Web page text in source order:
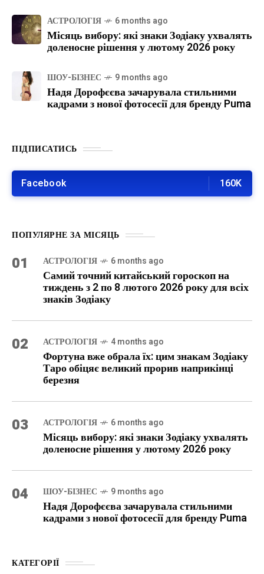
АСТРОЛОГІЯ 6 months ago
Місяць вибору: які знаки Зодіаку ухвалять
доленосне рішення у лютому 2026 року
ШОУ-БІЗНЕС 9 months ago
Надя Дорофєєва зачарувала стильними
кадрами з нової фотосесії для бренду Puma
ПІДПИСАТИСЬ
Facebook 160K
ПОПУЛЯРНЕ ЗА МІСЯЦЬ
01 АСТРОЛОГІЯ 6 months ago
Самий точний китайський гороскоп на
тиждень з 2 по 8 лютого 2026 року для всіх
знаків Зодіаку
02 АСТРОЛОГІЯ 4 months ago
Фортуна вже обрала їх: цим знакам Зодіаку
Таро обіцяє великий прорив наприкінці
березня
03 АСТРОЛОГІЯ 6 months ago
Місяць вибору: які знаки Зодіаку ухвалять
доленосне рішення у лютому 2026 року
04 ШОУ-БІЗНЕС 9 months ago
Надя Дорофєєва зачарувала стильними
кадрами з нової фотосесії для бренду Puma
КАТЕГОРІЇ